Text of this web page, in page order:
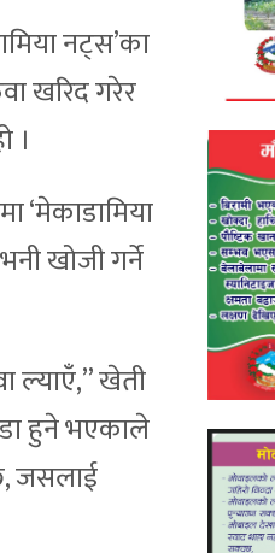
नट्स’का
खरिद गरेर
।
‘मेकाडामिया
खोजी गर्ने
ल्याएँ,” खेती
हुने भएकाले
जसलाई